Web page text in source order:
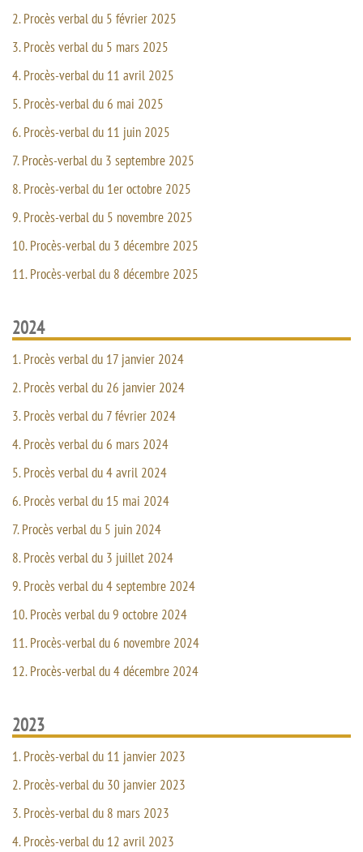
2. Procès verbal du 5 février 2025
3. Procès verbal du 5 mars 2025
4. Procès-verbal du 11 avril 2025
5. Procès-verbal du 6 mai 2025
6. Procès-verbal du 11 juin 2025
7. Procès-verbal du 3 septembre 2025
8. Procès-verbal du 1er octobre 2025
9. Procès-verbal du 5 novembre 2025
10. Procès-verbal du 3 décembre 2025
11. Procès-verbal du 8 décembre 2025
2024
1. Procès verbal du 17 janvier 2024
2. Procès verbal du 26 janvier 2024
3. Procès verbal du 7 février 2024
4. Procès verbal du 6 mars 2024
5. Procès verbal du 4 avril 2024
6. Procès verbal du 15 mai 2024
7. Procès verbal du 5 juin 2024
8. Procès verbal du 3 juillet 2024
9. Procès verbal du 4 septembre 2024
10. Procès verbal du 9 octobre 2024
11. Procès-verbal du 6 novembre 2024
12. Procès-verbal du 4 décembre 2024
2023
1. Procès-verbal du 11 janvier 2023
2. Procès-verbal du 30 janvier 2023
3. Procès-verbal du 8 mars 2023
4. Procès-verbal du 12 avril 2023